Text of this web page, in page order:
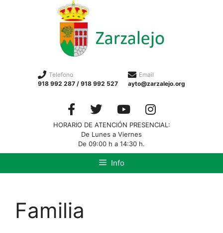
Telefono
918 992 287 / 918 992 527
Email
ayto@zarzalejo.org
HORARIO DE ATENCIÓN PRESENCIAL:
De Lunes a Viernes
De 09:00 h a 14:30 h.
Info
Familia